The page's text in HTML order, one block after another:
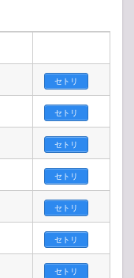
セトリ
セトリ
セトリ
セトリ
セトリ
セトリ
セトリ